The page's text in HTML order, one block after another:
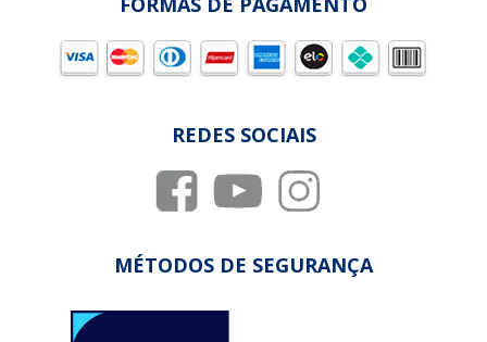
REDES SOCIAIS
MÉTODOS DE SEGURANÇA